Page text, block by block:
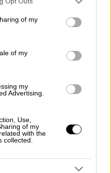
behaviour. You may click to
and its third-party tags to
purposes in below Google
of my
of my
my
Advertising.
Use,
of my
with the
collected.
οι Κόντι Μίλερ -
Τζόρνταν Νουόρα
στην πρώτη
στα playoffs με
ήδη ξεκαθαρίσει
season τα
- Ζαλγκίρις και Ρεάλ
Αβίβ.
playoffs